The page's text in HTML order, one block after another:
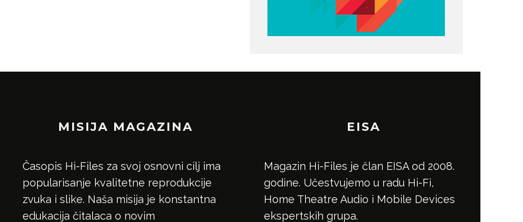
MISIJA MAGAZINA
Časopis Hi-Files za svoj osnovni cilj ima
popularisanje kvalitetne reprodukcije
zvuka i slike. Naša misija je konstantna
edukacija čitalaca o novim
EISA
Magazin Hi-Files je član EISA od 2008.
godine. Učestvujemo u radu Hi-Fi,
Home Theatre Audio i Mobile Devices
ekspertskih grupa.